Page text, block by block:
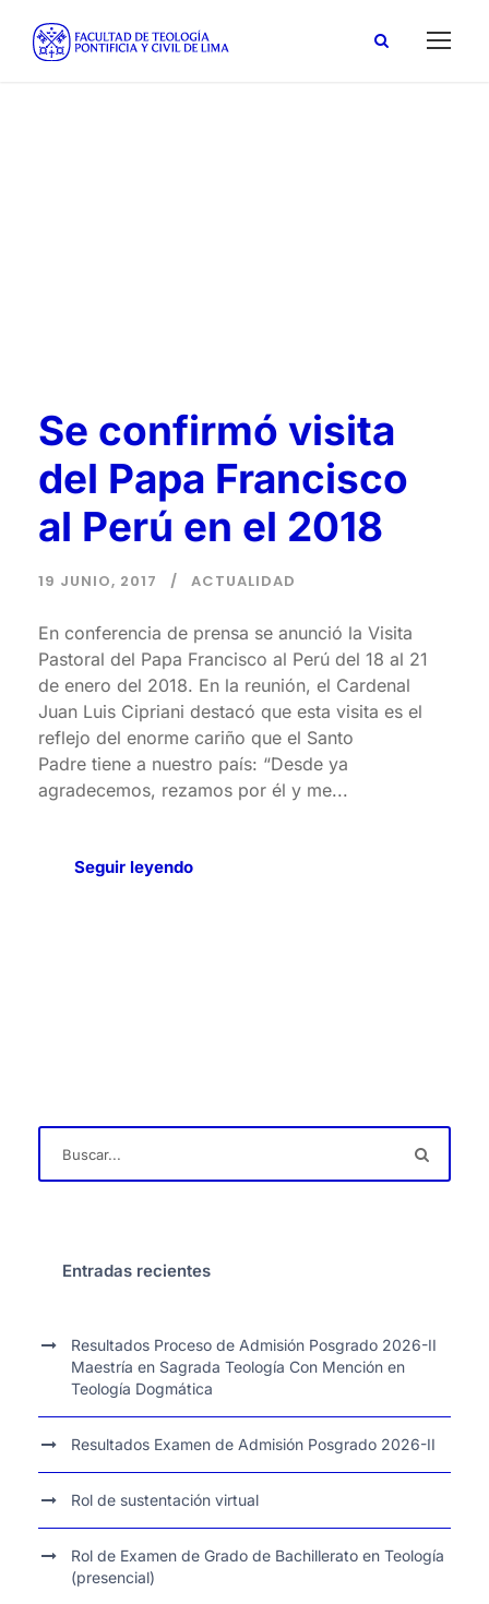
Se confirmó visita
del Papa Francisco
al Perú en el 2018
19 JUNIO, 2017 ACTUALIDAD
En conferencia de prensa se anunció la Visita
Pastoral del Papa Francisco al Perú del 18 al 21
de enero del 2018. En la reunión, el Cardenal
Juan Luis Cipriani destacó que esta visita es el
reflejo del enorme cariño que el Santo
Padre tiene a nuestro país: “Desde ya
agradecemos, rezamos por él y me...
Seguir leyendo
Entradas recientes
Resultados Proceso de Admisión Posgrado 2026-II
Maestría en Sagrada Teología Con Mención en
Teología Dogmática
Resultados Examen de Admisión Posgrado 2026-II
Rol de sustentación virtual
Rol de Examen de Grado de Bachillerato en Teología
(presencial)